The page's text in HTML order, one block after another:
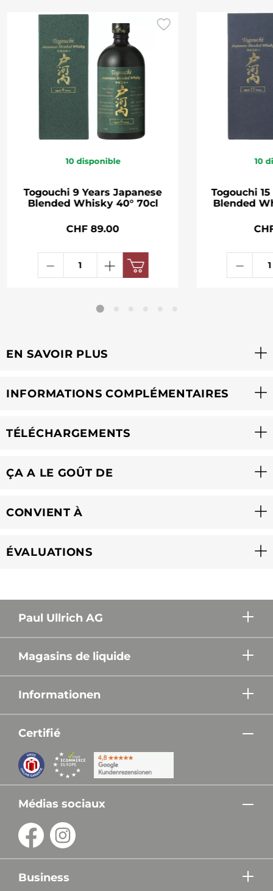
10 disponible
Togouchi 9 Years Japanese
Blended Whisky 40° 70cl
CHF 89.00
10
Togouchi
Blended
EN SAVOIR PLUS
INFORMATIONS COMPLÉMENTAIRES
TÉLÉCHARGEMENTS
ÇA A LE GOÛT DE
CONVIENT À
ÉVALUATIONS
Paul Ullrich AG
Magasins de liquide
Informationen
Certifié
Médias sociaux
Business